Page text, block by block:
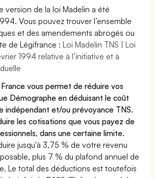
version de la loi Madelin a été
Vous pouvez trouver l’ensemble
et des amendements abrogés ou
de Légifrance :Loi Madelin TNS | Loi
1994 relative à l’initiative et à
vous permet de réduire vos
Démographe en déduisant le coût
indépendant et/ou prévoyance TNS.
les cotisations que vous payez de
dans une certaine limite.
jusqu'à 3,75 % de votre revenu
plus 7 % du plafond annuel de
Le total des déductions est toutefois